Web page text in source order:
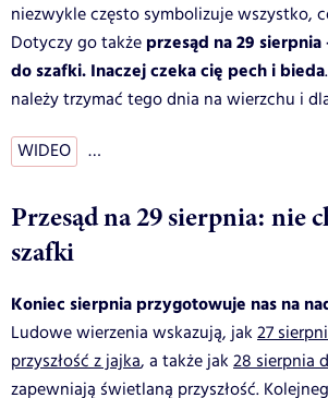
niezwykle często symbolizuje wszystko,
Dotyczy go także przesąd na 29
do szafki. Inaczej czeka cię pech i bieda
należy trzymać tego dnia na wierzchu i
WIDEO …
Przesąd na 29 sierpnia: nie
szafki
Koniec sierpnia przygotowuje nas na
Ludowe wierzenia wskazują, jak 27
przyszłość z jajka, a także jak 28 sierpnia
zapewniają świetlaną przyszłość.